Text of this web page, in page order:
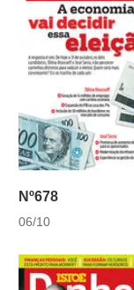
Nº678
06/10